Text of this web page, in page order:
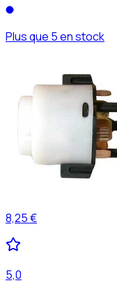
Plus que 5 en stock
8,25 €
5,0